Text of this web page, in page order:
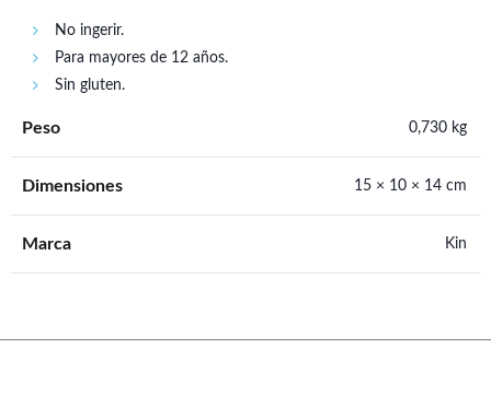
No ingerir.
Para mayores de 12 años.
Sin gluten.
Peso 0,730 kg
Dimensiones 15 × 10 × 14 cm
Marca Kin